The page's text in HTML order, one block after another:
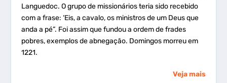
Languedoc. O grupo de missionários teria sido recebido
com a frase: ‘Eis, a cavalo, os ministros de um Deus que
anda a pé”. Foi assim que fundou a ordem de frades
pobres, exemplos de abnegação. Domingos morreu em
1221.
Veja mais